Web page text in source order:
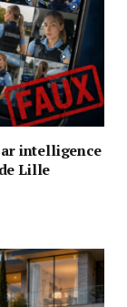
intelligence
Lille